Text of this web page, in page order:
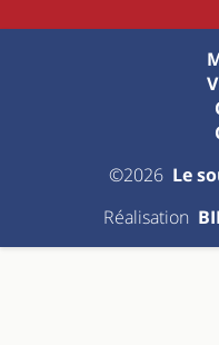
©2026 Le
Réalisation